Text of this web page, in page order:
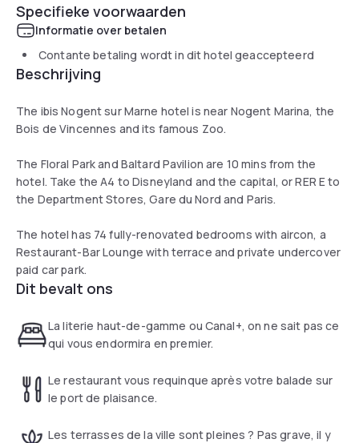
Specifieke voorwaarden
Informatie over betalen
Contante betaling wordt in dit hotel geaccepteerd
Beschrijving
The ibis Nogent sur Marne hotel is near Nogent Marina, the
Bois de Vincennes and its famous Zoo.
The Floral Park and Baltard Pavilion are 10 mins from the
hotel. Take the A4 to Disneyland and the capital, or RER E to
the Department Stores, Gare du Nord and Paris.
The hotel has 74 fully-renovated bedrooms with aircon, a
Restaurant-Bar Lounge with terrace and private undercover
paid car park.
Dit bevalt ons
La literie haut-de-gamme ou Canal+, on ne sait pas ce
qui vous endormira en premier.
Le restaurant vous requinque après votre balade sur
le port de plaisance.
Les terrasses de la ville sont pleines ? Pas grave, il y